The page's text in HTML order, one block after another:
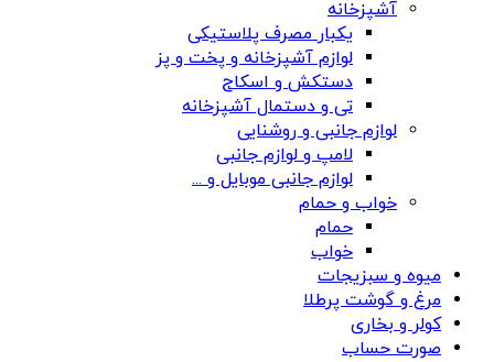
آشپزخانه
یکبار مصرف پلاستیکی
لوازم آشپزخانه و پخت و پز
دستکش و اسکاج
تی و دستمال آشپزخانه
لوازم جانبی و روشنایی
لامپ و لوازم جانبی
لوازم جانبی موبایل و ...
خواب و حمام
حمام
خواب
میوه و سبزیجات
مرغ و گوشت پرطلا
کولر و بخاری
صورت حساب